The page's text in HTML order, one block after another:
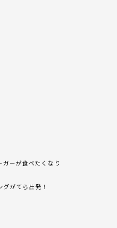
ーが食べたくなり
がてら出発！